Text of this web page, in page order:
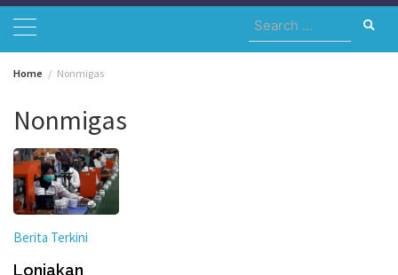
Search
for:
Home Nonmigas
Nonmigas
Berita Terkini
Lonjakan